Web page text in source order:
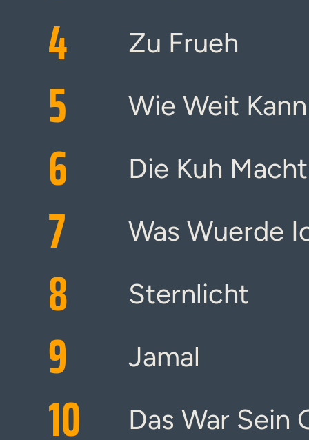
4 Zu Frueh
5 Wie Weit
6 Die Kuh
7 Was Wuerde
8 Sternlicht
9 Jamal
10 Das War Sein